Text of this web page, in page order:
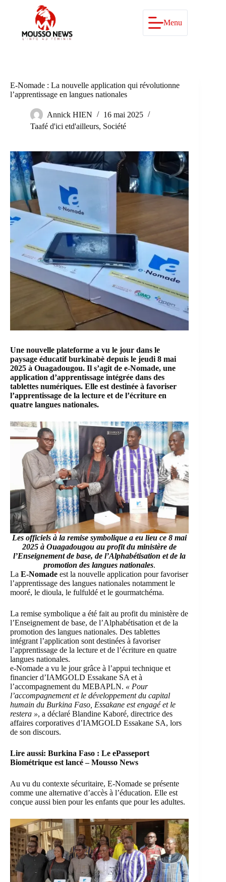
Menu
E-Nomade : La nouvelle application qui révolutionne
l’apprentissage en langues nationales
Annick HIEN
16 mai 2025
Taafé d'ici etd'ailleurs, Société
Une nouvelle plateforme a vu le jour dans le
paysage éducatif burkinabè depuis le jeudi 8 mai
2025 à Ouagadougou. Il s’agit de e-Nomade, une
application d’apprentissage intégrée dans des
tablettes numériques. Elle est destinée à favoriser
l’apprentissage de la lecture et de l’écriture en
quatre langues nationales.
Les officiels à la remise symbolique a eu lieu ce 8 mai
2025 à Ouagadougou au profit du ministère de
l’Enseignement de base, de l’Alphabétisation et de la
promotion des langues nationales.
La E-Nomade est la nouvelle application pour favoriser
l’apprentissage des langues nationales notamment le
mooré, le dioula, le fulfuldé et le gourmatchéma.
La remise symbolique a été fait au profit du ministère de
l’Enseignement de base, de l’Alphabétisation et de la
promotion des langues nationales. Des tablettes
intégrant l’application sont destinées à favoriser
l’apprentissage de la lecture et de l’écriture en quatre
langues nationales.
e-Nomade a vu le jour grâce à l’appui technique et
financier d’IAMGOLD Essakane SA et à
l’accompagnement du MEBAPLN. « Pour
l’accompagnement et le développement du capital
humain du Burkina Faso, Essakane est engagé et le
restera », a déclaré Blandine Kaboré, directrice des
affaires corporatives d’IAMGOLD Essakane SA, lors
de son discours.
Lire aussi: Burkina Faso : Le ePasseport
Biométrique est lancé – Mousso News
Au vu du contexte sécuritaire, E-Nomade se présente
comme une alternative d’accès à l’éducation. Elle est
conçue aussi bien pour les enfants que pour les adultes.